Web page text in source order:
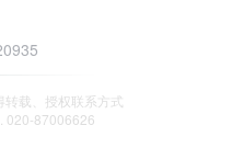
载、授权联系方式
020-87006626